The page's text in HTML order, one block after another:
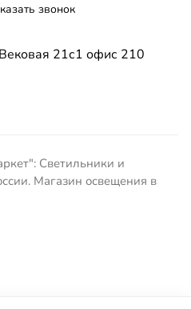
звонок
21с1 офис 210
Светильники и
Магазин освещения в